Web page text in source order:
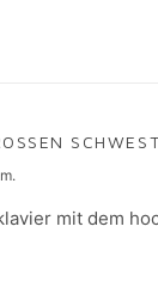
mit dem